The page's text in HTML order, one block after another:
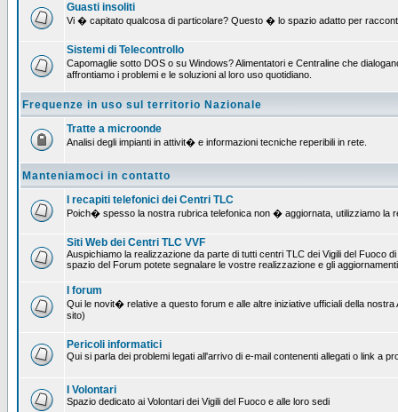
Guasti insoliti
Vi � capitato qualcosa di particolare? Questo � lo spazio adatto per
Sistemi di Telecontrollo
Capomaglie sotto DOS o su Windows? Alimentatori e Centraline che
affrontiamo i problemi e le soluzioni al loro uso quotidiano.
Frequenze in uso sul territorio Nazionale
Tratte a microonde
Analisi degli impianti in attivit� e informazioni tecniche reperibili in rete.
Manteniamoci in contatto
I recapiti telefonici dei Centri TLC
Poich� spesso la nostra rubrica telefonica non � aggiornata, utilizziamo la
Siti Web dei Centri TLC VVF
Auspichiamo la realizzazione da parte di tutti centri TLC dei Vigili del Fuoco
spazio del Forum potete segnalare le vostre realizzazione e gli
I forum
Qui le novit� relative a questo forum e alle altre iniziative ufficiali della
sito)
Pericoli informatici
Qui si parla dei problemi legati all'arrivo di e-mail contenenti allegati o link a
I Volontari
Spazio dedicato ai Volontari dei Vigili del Fuoco e alle loro sedi